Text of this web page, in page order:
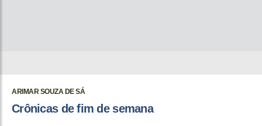
ARIMAR SOUZA DE SÁ
Crônicas de fim de semana